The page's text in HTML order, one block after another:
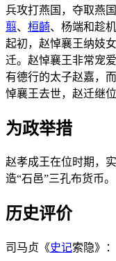
兵攻打燕国，夺取燕
翦、 桓齮、杨端和趁
起初，赵悼襄王纳妓
迁。赵悼襄王非常宠
有德行的太子赵嘉，
悼襄王去世，赵迁继
为政举措
赵孝成王在位时期，
造“石邑”三孔布货币。
历史评价
司马贞《史记索隐》